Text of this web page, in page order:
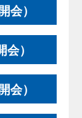
会）
）
会）